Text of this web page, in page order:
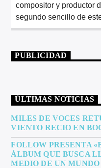
compositor y productor
segundo sencillo de
PUBLICIDAD
ÚLTIMAS NOTICIAS
MILES DE VOCES
VIENTO RECIO EN
FOLLOW PRESENTA
ÁLBUM QUE BUSCA
MEDIO DE UN